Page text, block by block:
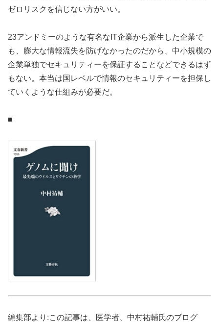
ゼロリスクを信じない方がいい。
23アンドミーのような有名なIT企業から派生した企業で
も、膨大な情報流失を防げなかったのだから、中小規模の
企業単独でセキュリティーを保証することなどできるはず
もない。本当は国レベルで情報のセキュリティーを担保し
ていくような仕組みが必要だ。
■
編集部より:この記事は、医学者、中村祐輔氏のブログ